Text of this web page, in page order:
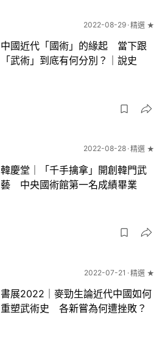
2022-08-29 精選 ★
中國近代「國術」的緣起 當下跟
「武術」到底有何分別？｜說史
2022-08-28 精選 ★
韓慶堂｜「千手擒拿」開創韓門武
藝 中央國術館第一名成績畢業
2022-07-21 精選 ★
書展2022｜麥勁生論近代中國如何
重塑武術史 各新嘗為何遭挫敗？